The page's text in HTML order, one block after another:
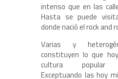
intenso que en las
Hasta se puede
donde nació el rock and
Varias y
constituyen lo que
cultura popular
Exceptuando las hoy